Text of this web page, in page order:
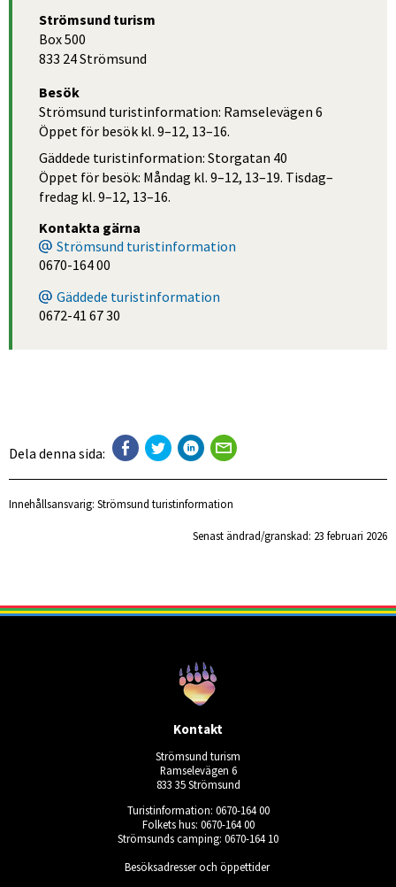
Strömsund turism
Box 500
833 24 Strömsund
Besök
Strömsund turistinformation: Ramselevägen 6
Öppet för besök kl. 9–12, 13–16.
Gäddede turistinformation: Storgatan 40
Öppet för besök: Måndag kl. 9–12, 13–19. Tisdag–
fredag kl. 9–12, 13–16.
Kontakta gärna
Strömsund turistinformation
0670-164 00
Gäddede turistinformation
0672-41 67 30
Dela denna sida:
Innehållsansvarig: Strömsund turistinformation
Senast ändrad/granskad: 23 februari 2026
Kontakt
Strömsund turism
Ramselevägen 6
833 35 Strömsund
Turistinformation: 0670-164 00
Folkets hus: 0670-164 00
Strömsunds camping: 0670-164 10
Besöksadresser och öppettider